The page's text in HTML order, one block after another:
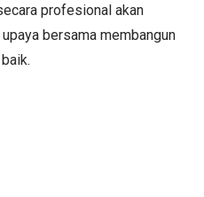
profesional akan
bersama membangun